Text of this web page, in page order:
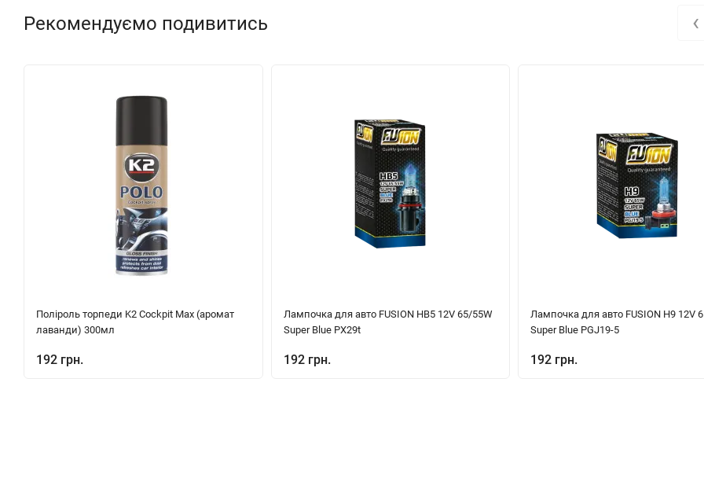
Рекомендуємо подивитись
Поліроль торпеди K2 Cockpit Max (аромат
лаванди) 300мл
192 грн.
Лампочка для авто FUSION HB5 12V 65/55W
Super Blue PX29t
192 грн.
Лампочка для авто FUSION H9 12V
Super Blue PGJ19-5
192 грн.
‹